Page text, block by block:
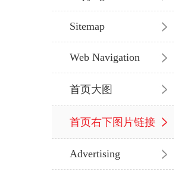
Sitemap
Web Navigation
首页大图
首页右下图片链接
Advertising